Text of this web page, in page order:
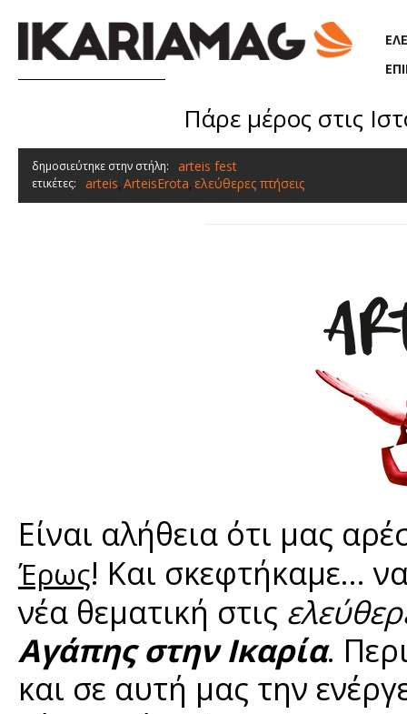
Πάρε μέρος στις
δημοσιεύτηκε στην στήλη: arteis fest
ετικέτες: arteis, ArteisErota, ελεύθερες πτήσεις
Είναι αλήθεια ότι μας
Έρως! Και σκεφτήκαμε...
νέα θεματική στις
Αγάπης στην Ικαρία.
και σε αυτή μας την